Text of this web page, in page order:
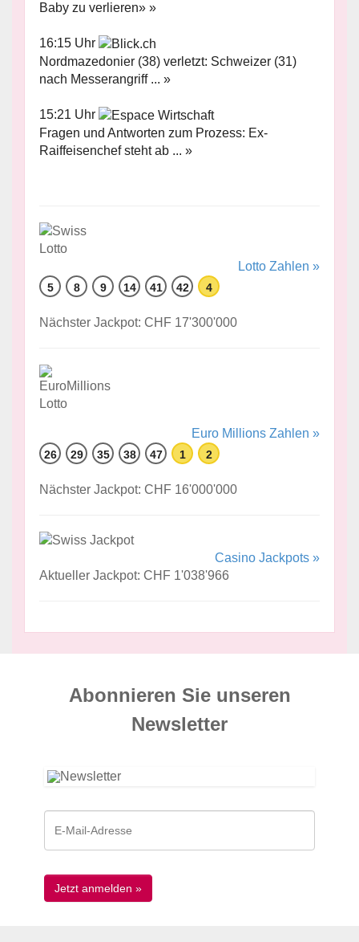
Baby zu verlieren» »
16:15 Uhr
Nordmazedonier (38) verletzt: Schweizer (31)
nach Messerangriff ... »
15:21 Uhr
Fragen und Antworten zum Prozess: Ex-
Raiffeisenchef steht ab ... »
Lotto Zahlen »
5 8 9 14 41 42 4
Nächster Jackpot: CHF 17'300'000
Euro Millions Zahlen »
26 29 35 38 47 1 2
Nächster Jackpot: CHF 16'000'000
Casino Jackpots »
Aktueller Jackpot: CHF 1'038'966
Abonnieren Sie unseren
News­letter